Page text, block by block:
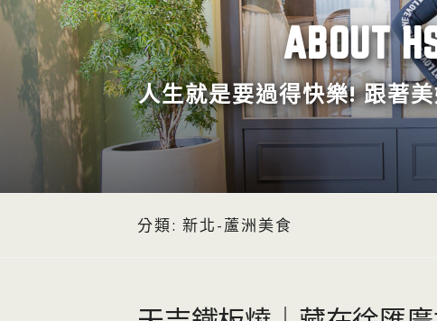
ABOUT
人生就是要過得快樂! 跟著
分類: 新北-蘆洲美食